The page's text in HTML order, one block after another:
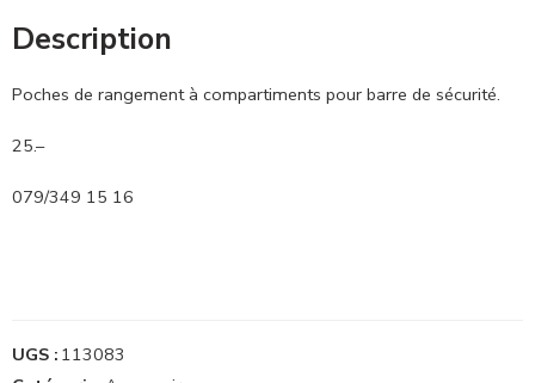
Description
Poches de rangement à compartiments pour barre de sécurité.
25.–
079/349 15 16
UGS : 113083